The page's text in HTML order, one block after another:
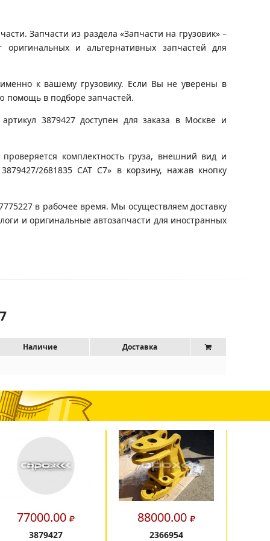
Запчасти из раздела «Запчасти на грузовик» –
и альтернативных запчастей для
к вашему грузовику. Если Вы не уверены в
помощь в подборе запчастей.
3879427 доступен для заказа в Москве и
комплектность груза, внешний вид и
2681835 CAT C7» в корзину, нажав кнопку
в рабочее время. Мы осуществляем доставку
и оригинальные автозапчасти для иностранных
Наличие
Доставка
77000.00
3879427
88000.00
2366954